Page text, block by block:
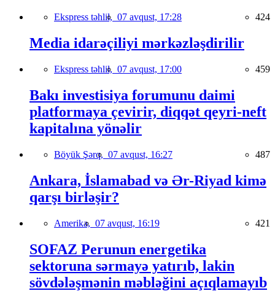
Ekspress təhlil, 07 avqust, 17:28 424
Media idarəçiliyi mərkəzləşdirilir
Ekspress təhlil, 07 avqust, 17:00 459
Bakı investisiya forumunu daimi
platformaya çevirir, diqqət qeyri-neft
kapitalına yönəlir
Böyük Şərq, 07 avqust, 16:27 487
Ankara, İslamabad və Ər-Riyad kimə
qarşı birləşir?
Amerika, 07 avqust, 16:19 421
SOFAZ Perunun energetika
sektoruna sərmayə yatırıb, lakin
sövdələşmənin məbləğini açıqlamayıb